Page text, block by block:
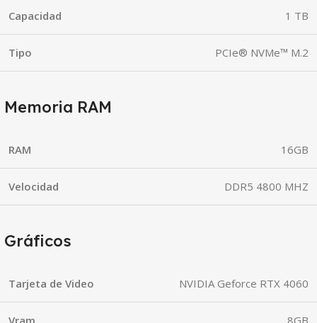
Capacidad 1 TB
Tipo PCIe® NVMe™ M.2
Memoria RAM
RAM 16GB
Velocidad DDR5 4800 MHZ
Gráficos
Tarjeta de Video NVIDIA Geforce RTX 4060
Vram 8GB